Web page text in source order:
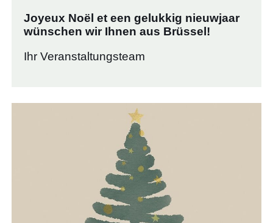
Joyeux Noël et een gelukkig nieuwjaar
wünschen wir Ihnen aus Brüssel!
Ihr Veranstaltungsteam